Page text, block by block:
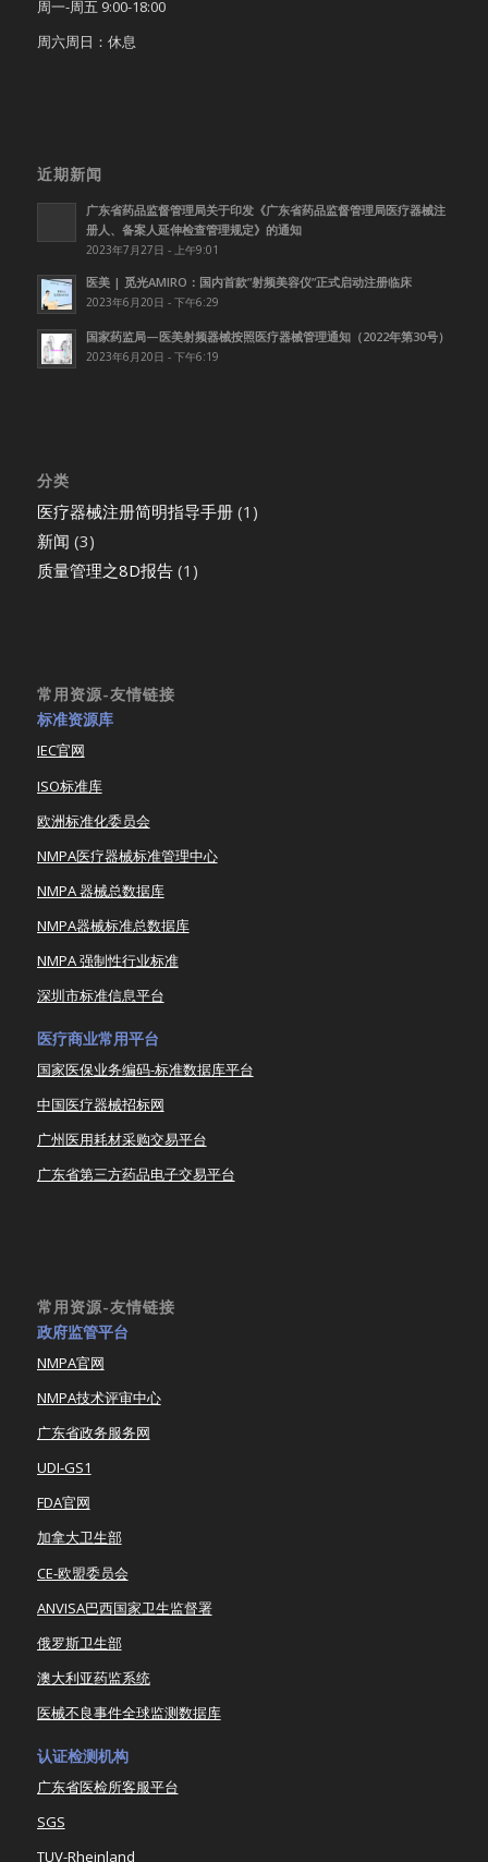
周一-周五 9:00-18:00
周六周日：休息
近期新闻
广东省药品监督管理局关于印发《广东省药品监督管理局医疗器械注
册人、备案人延伸检查管理规定》的通知
2023年7月27日 - 上午9:01
医美 | 觅光AMIRO：国内首款”射频美容仪”正式启动注册临床
2023年6月20日 - 下午6:29
国家药监局—医美射频器械按照医疗器械管理通知（2022年第30号）
2023年6月20日 - 下午6:19
分类
医疗器械注册简明指导手册(1)
新闻 (3)
质量管理之8D报告(1)
常用资源-友情链接
标准资源库
IEC官网
ISO标准库
欧洲标准化委员会
NMPA医疗器械标准管理中心
NMPA 器械总数据库
NMPA器械标准总数据库
NMPA 强制性行业标准
深圳市标准信息平台
医疗商业常用平台
国家医保业务编码-标准数据库平台
中国医疗器械招标网
广州医用耗材采购交易平台
广东省第三方药品电子交易平台
常用资源-友情链接
政府监管平台
NMPA官网
NMPA技术评审中心
广东省政务服务网
UDI-GS1
FDA官网
加拿大卫生部
CE-欧盟委员会
ANVISA巴西国家卫生监督署
俄罗斯卫生部
澳大利亚药监系统
医械不良事件全球监测数据库
认证检测机构
广东省医检所客服平台
SGS
TUV-Rheinland